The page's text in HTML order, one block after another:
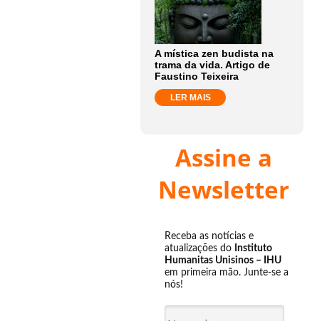
A mística zen budista na
trama da vida. Artigo de
Faustino Teixeira
LER MAIS
Assine a
Newsletter
Receba as notícias e
atualizações do Instituto
Humanitas Unisinos – IHU
em primeira mão. Junte-se a
nós!